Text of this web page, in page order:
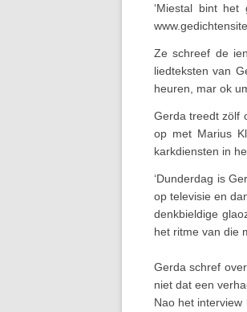
‘Miestal bint
Ze schreef de
liedteksten van
heuren, mar ok
Gerda treedt zölf
op met Marius
karkdiensten in
‘Dunderdag is
op televisie en
denkbieldige
het ritme van die
Gerda schref
niet dat een
Nao het